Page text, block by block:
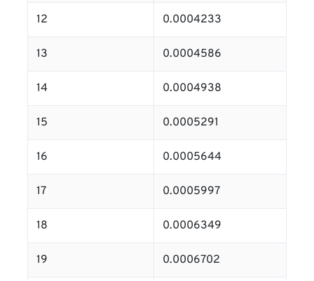
12 0.0004233
13 0.0004586
14 0.0004938
15 0.0005291
16 0.0005644
17 0.0005997
18 0.0006349
19 0.0006702